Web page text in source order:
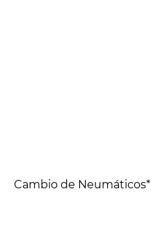
Cambio de Neumáticos*